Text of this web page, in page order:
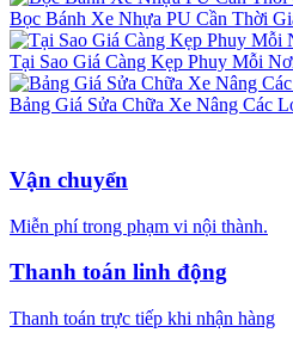
Bọc Bánh Xe Nhựa PU Cần Thời
Tại Sao Giá Càng Kẹp Phuy Mỗi
Bảng Giá Sửa Chữa Xe Nâng Các
Vận chuyển
Miễn phí trong phạm vi nội thành.
Thanh toán linh động
Thanh toán trực tiếp khi nhận hàng